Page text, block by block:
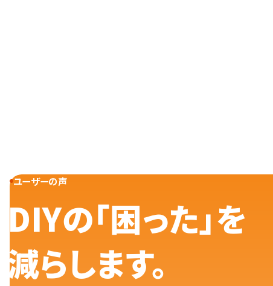
ユーザーの声
DIYの「困った」を
減らします。